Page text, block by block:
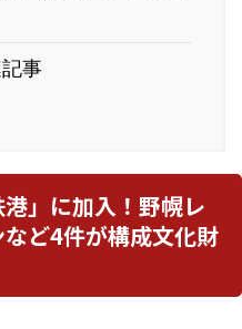
事
」に加入！野幌レ
ど4件が構成文化財